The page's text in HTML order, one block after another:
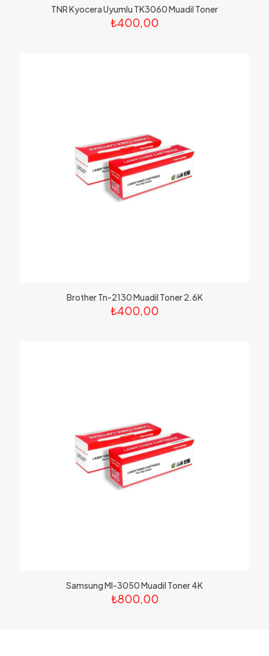
TNR Kyocera Uyumlu TK3060 Muadil Toner
₺400,00
Brother Tn-2130 Muadil Toner 2.6K
₺400,00
Samsung Ml-3050 Muadil Toner 4K
₺800,00